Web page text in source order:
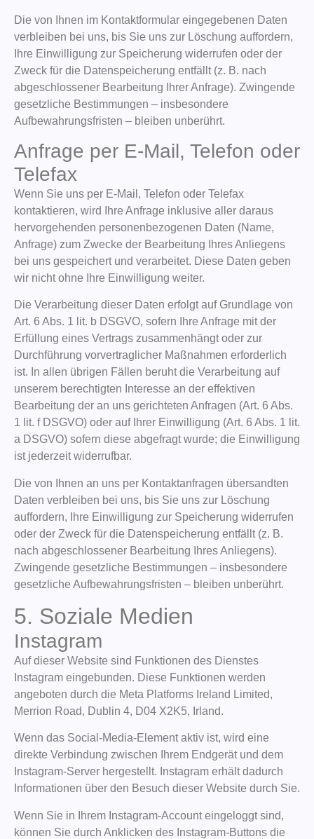
Die von Ihnen im Kontaktformular eingegebenen Daten
verbleiben bei uns, bis Sie uns zur Löschung auffordern,
Ihre Einwilligung zur Speicherung widerrufen oder der
Zweck für die Datenspeicherung entfällt (z. B. nach
abgeschlossener Bearbeitung Ihrer Anfrage). Zwingende
gesetzliche Bestimmungen – insbesondere
Aufbewahrungsfristen – bleiben unberührt.
Anfrage per E-Mail, Telefon oder
Telefax
Wenn Sie uns per E-Mail, Telefon oder Telefax
kontaktieren, wird Ihre Anfrage inklusive aller daraus
hervorgehenden personenbezogenen Daten (Name,
Anfrage) zum Zwecke der Bearbeitung Ihres Anliegens
bei uns gespeichert und verarbeitet. Diese Daten geben
wir nicht ohne Ihre Einwilligung weiter.
Die Verarbeitung dieser Daten erfolgt auf Grundlage von
Art. 6 Abs. 1 lit. b DSGVO, sofern Ihre Anfrage mit der
Erfüllung eines Vertrags zusammenhängt oder zur
Durchführung vorvertraglicher Maßnahmen erforderlich
ist. In allen übrigen Fällen beruht die Verarbeitung auf
unserem berechtigten Interesse an der effektiven
Bearbeitung der an uns gerichteten Anfragen (Art. 6 Abs.
1 lit. f DSGVO) oder auf Ihrer Einwilligung (Art. 6 Abs. 1 lit.
a DSGVO) sofern diese abgefragt wurde; die Einwilligung
ist jederzeit widerrufbar.
Die von Ihnen an uns per Kontaktanfragen übersandten
Daten verbleiben bei uns, bis Sie uns zur Löschung
auffordern, Ihre Einwilligung zur Speicherung widerrufen
oder der Zweck für die Datenspeicherung entfällt (z. B.
nach abgeschlossener Bearbeitung Ihres Anliegens).
Zwingende gesetzliche Bestimmungen – insbesondere
gesetzliche Aufbewahrungsfristen – bleiben unberührt.
5. Soziale Medien
Instagram
Auf dieser Website sind Funktionen des Dienstes
Instagram eingebunden. Diese Funktionen werden
angeboten durch die Meta Platforms Ireland Limited,
Merrion Road, Dublin 4, D04 X2K5, Irland.
Wenn das Social-Media-Element aktiv ist, wird eine
direkte Verbindung zwischen Ihrem Endgerät und dem
Instagram-Server hergestellt. Instagram erhält dadurch
Informationen über den Besuch dieser Website durch Sie.
Wenn Sie in Ihrem Instagram-Account eingeloggt sind,
können Sie durch Anklicken des Instagram-Buttons die